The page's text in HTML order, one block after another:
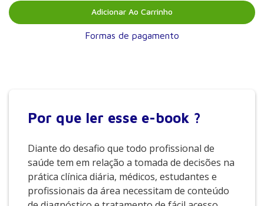
Adicionar Ao Carrinho
Formas de pagamento
Por que ler esse e-book ?
Diante do desafio que todo profissional de
saúde tem em relação a tomada de decisões na
prática clínica diária, médicos, estudantes e
profissionais da área necessitam de conteúdo